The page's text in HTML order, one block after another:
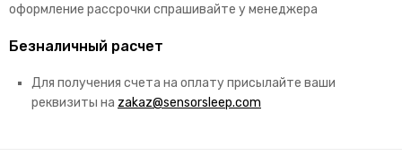
оформление рассрочки спрашивайте у менеджера
Безналичный расчет
Для получения счета на оплату присылайте ваши
реквизиты на zakaz@sensorsleep.com